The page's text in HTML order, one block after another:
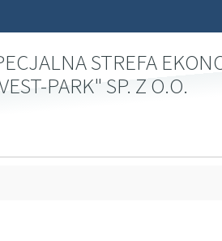
STREFA
PARK" SP. Z O.O.